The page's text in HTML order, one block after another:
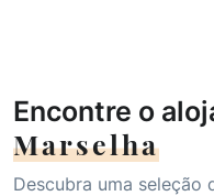
Encontre o
Marselha
Descubra uma seleção